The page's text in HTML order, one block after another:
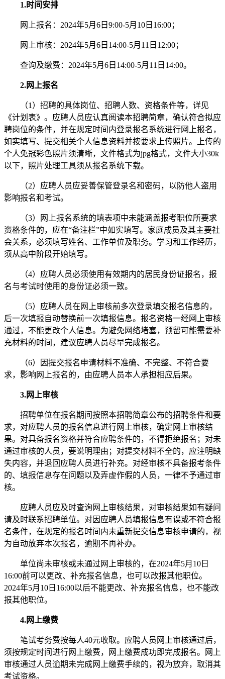
1.时间安排
网上报名：2024年5月6日9:00-5月10日16:00；
网上审核：2024年5月6日14:00-5月11日12:00；
查询及缴费：2024年5月6日14:00-5月11日14:00。
2.网上报名
（1）招聘的具体岗位、招聘人数、资格条件等，详见
《计划表》。应聘人员应认真阅读本招聘简章，确认符合拟应
聘岗位的条件，并在规定时间内登录报名系统进行网上报名，
如实填写、提交相关个人信息资料并按要求上传照片。上传的
个人免冠彩色照片须清晰，文件格式为jpg格式，文件大小30k
以下，照片处理工具须从报名系统下载。
（2）应聘人员应妥善保管登录名和密码，以防他人盗用
影响报名和考试。
（3）网上报名系统的填表项中未能涵盖报考职位所要求
资格条件的，应在“备注栏”中如实填写。家庭成员及其主要社
会关系，必须填写姓名、工作单位及职务。学习和工作经历，
须从高中阶段开始填写。
（4）应聘人员必须使用有效期内的居民身份证报名，报
名与考试时使用的身份证必须一致。
（5）应聘人员在网上审核前多次登录填交报名信息的，
后一次填报自动替换前一次填报信息。报名资格一经网上审核
通过，不能更改个人信息。为避免网络堵塞，预留可能需要补
充材料的时间，建议应聘人员尽早完成报名。
（6）因提交报名申请材料不准确、不完整、不符合要
求，影响网上报名的，由应聘人员本人承担相应后果。
3.网上审核
招聘单位在报名期间按照本招聘简章公布的招聘条件和要
求，对应聘人员的报名信息进行网上审核，确定网上审核结
果。对具备报名资格并符合应聘条件的，不得拒绝报名；对未
通过审核的人员，要说明理由；对提交材料不全的，应注明缺
失内容，并退回应聘人员进行补充。对经审核不具备报考条件
的、填报信息存在问题以及弄虚作假的人员，一律不予通过审
核。
应聘人员应及时查询网上审核结果，对审核结果如有疑问
请及时联系招聘单位。对因应聘人员填报信息有误或不符合报
名条件，在规定的报名时间内未重新提交信息审核申请的，视
为自动放弃本次报名，逾期不再补办。
单位尚未审核或未通过网上审核的，在2024年5月10日
16:00前可以更改、补充报名信息，也可以改报其他职位。
2024年5月10日16:00以后不能更改、补充报名信息，也不能改
报其他职位。
4.网上缴费
笔试考务费按每人40元收取。应聘人员网上审核通过后，
须按规定时间进行网上缴费，网上缴费成功即完成报名。网上
审核通过人员逾期未完成网上缴费手续的，视为放弃，取消其
考试资格。